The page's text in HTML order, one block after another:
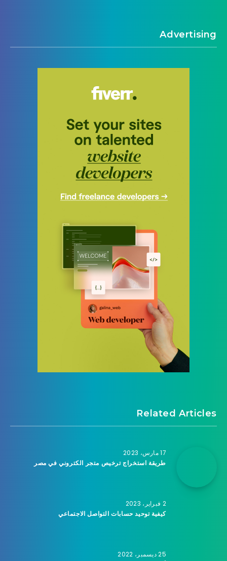
Advertising
Related Articles
17 مارس، 2023
طريقة استخراج ترخيص متجر الكتروني في مصر
2 فبراير، 2023
كيفية توحيد حسابات التواصل الاجتماعي
25 ديسمبر، 2022